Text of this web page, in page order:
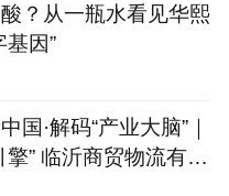
？从一瓶水看见华熙
基因”
国·解码“产业大脑”｜
擎” 临沂商贸物流有